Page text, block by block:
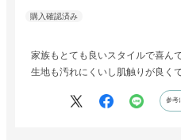
家族もとても良いスタイルで喜ん
生地も汚れにくいし肌触りが良く
参考